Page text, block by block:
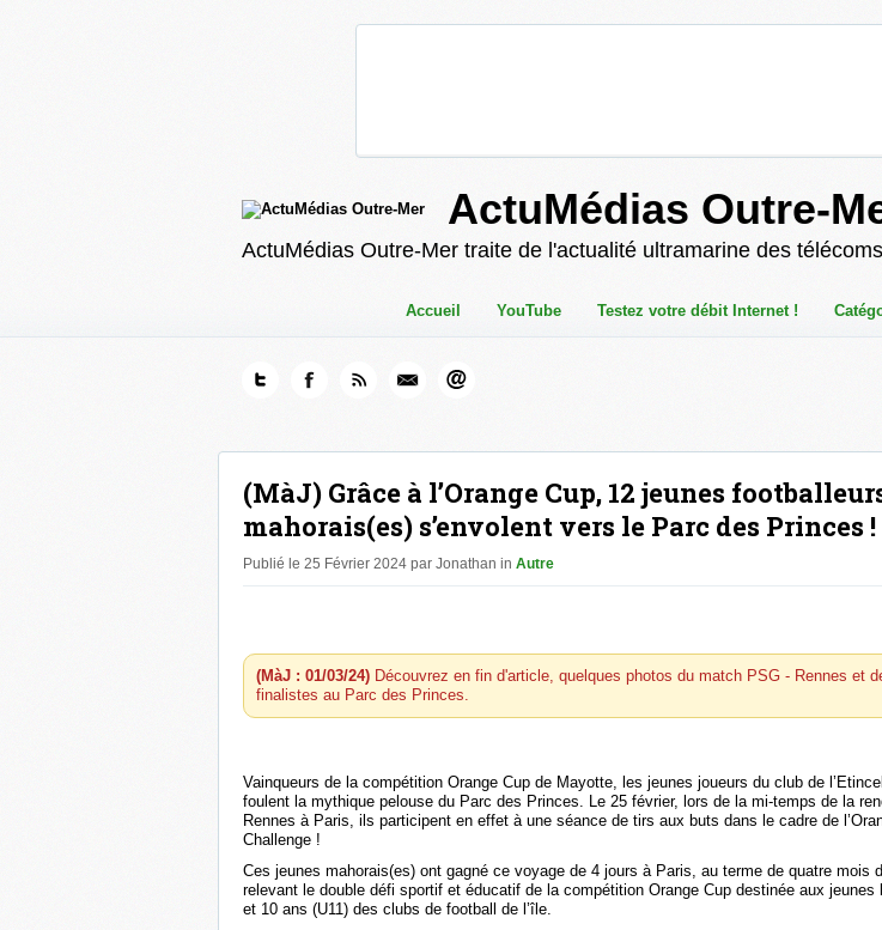
ActuMédias Outre-
ActuMédias Outre-Mer traite de l'actualité ultramarine des
Accueil YouTube Testez votre débit Internet !
(MàJ) Grâce à l’Orange Cup, 12 jeunes
mahorais(es) s’envolent vers le Parc des Princes !
Publié le 25 Février 2024 par Jonathan in Autre
(MàJ : 01/03/24) Découvrez en fin d'article, quelques photos du match PSG - Rennes et
finalistes au Parc des Princes.
Vainqueurs de la compétition Orange Cup de Mayotte, les jeunes joueurs du club de
foulent la mythique pelouse du Parc des Princes. Le 25 février, lors de la mi-temps de la
Rennes à Paris, ils participent en effet à une séance de tirs aux buts dans le cadre de
Challenge !
Ces jeunes mahorais(es) ont gagné ce voyage de 4 jours à Paris, au terme de quatre mois
relevant le double défi sportif et éducatif de la compétition Orange Cup destinée aux jeunes
et 10 ans (U11) des clubs de football de l’île.